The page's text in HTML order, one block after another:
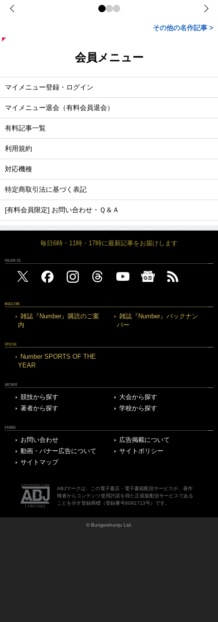
その他の名作記事 >
会員メニュー
マイメニュー登録・ログイン
マイメニュー退会（有料会員退会）
有料記事一覧
利用規約
対応機種
特定商取引法に基づく表記
[有料会員限定] お問い合わせ・Ｑ＆Ａ
毎日6時・11時・17時に最新記事をお届けします
FOLLOW US
MAGAZINE
雑誌『Number』購読のご案
内
雑誌『Number』バックナン
バー
SPECIAL
Number SPORTS OF THE
YEAR
ARCHIVE
競技から探す
大会から探す
著者から探す
学校から探す
OTHERS
お問い合わせ
広告掲載について
動画・バナー広告について
サイトポリシー
サイトマップ
ABJマークは、この電子書店・電子書籍配信サービスが、著作
権者からコンテンツ使用許諾を得た正規版配信サービスである
ことを示す登録商標（登録番号6091713号）です。
© Bungeishunju Ltd.